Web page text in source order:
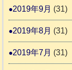
2019年9月 (31)
2019年8月 (31)
2019年7月 (31)